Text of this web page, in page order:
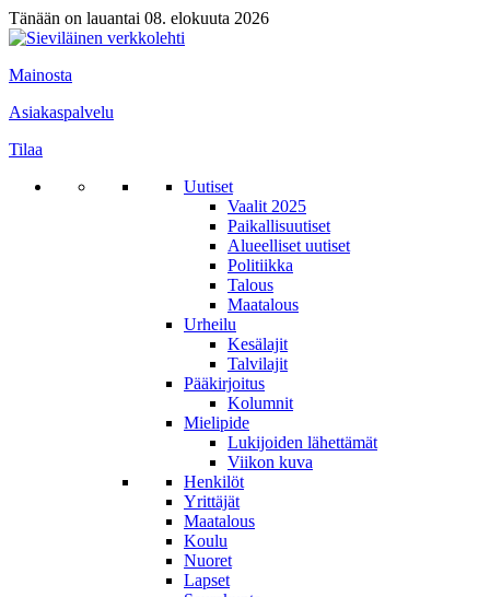
Tänään on lauantai 08. elokuuta 2026
Mainosta
Asiakaspalvelu
Tilaa
Uutiset
Vaalit 2025
Paikallisuutiset
Alueelliset uutiset
Politiikka
Talous
Maatalous
Urheilu
Kesälajit
Talvilajit
Pääkirjoitus
Kolumnit
Mielipide
Lukijoiden lähettämät
Viikon kuva
Henkilöt
Yrittäjät
Maatalous
Koulu
Nuoret
Lapset